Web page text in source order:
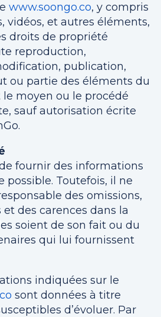
www.soongo.co, y compris
vidéos, et autres éléments,
droits de propriété
reproduction,
publication,
ou partie des éléments du
moyen ou le procédé
sauf autorisation écrite
de fournir des informations
possible. Toutefois, il ne
des omissions,
des carences dans la
soient de son fait ou du
qui lui fournissent
indiquées sur le
sont données à titre
d’évoluer. Par